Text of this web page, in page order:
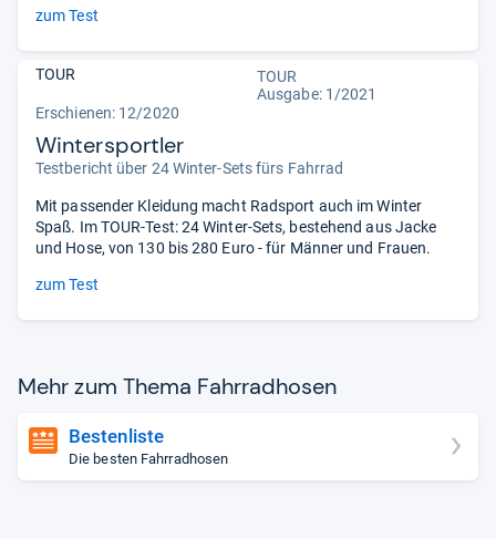
zum Test
TOUR
TOUR
Ausgabe: 1/2021
Erschienen: 12/2020
Wintersportler
Testbericht über 24 Winter-Sets fürs Fahrrad
Mit passender Kleidung macht Radsport auch im Winter
Spaß. Im TOUR-Test: 24 Winter-Sets, bestehend aus Jacke
und Hose, von 130 bis 280 Euro - für Männer und Frauen.
zum Test
Mehr zum Thema Fahr­rad­ho­sen
Bestenliste
Die besten Fahrradhosen